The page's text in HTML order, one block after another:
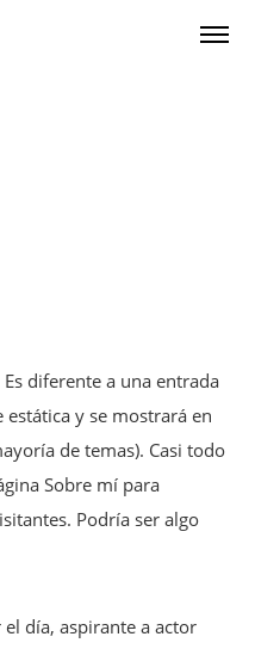
diferente a una entrada
y se mostrará en
de temas). Casi todo
Sobre mí para
Podría ser algo
el día, aspirante a actor